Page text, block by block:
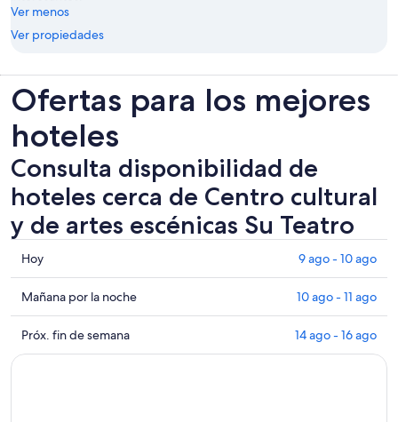
Ver menos
Ver propiedades
Ofertas para los mejores
hoteles
Consulta disponibilidad de
hoteles cerca de Centro cultural
y de artes escénicas Su Teatro
Consultar
los
precios
cerca
de
Centro
Hoy 9 ago - 10 ago
Consultar
precios
cerca
de
Mañana por la noche 10 ago - 11 ago
Consultar
precios
Próx. fin de semana 14 ago - 16 ago